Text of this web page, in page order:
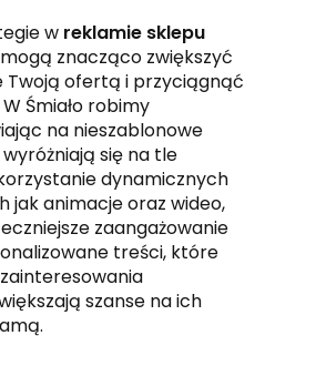
w reklamie sklepu
mogą znacząco zwiększyć
Twoją ofertą i przyciągnąć
Śmiało robimy
na nieszablonowe
się na tle
dynamicznych
jak animacje oraz wideo,
zaangażowanie
treści, które
szanse na ich